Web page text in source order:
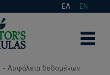
ΕΛ EN
- Ασφάλεια δεδομένων